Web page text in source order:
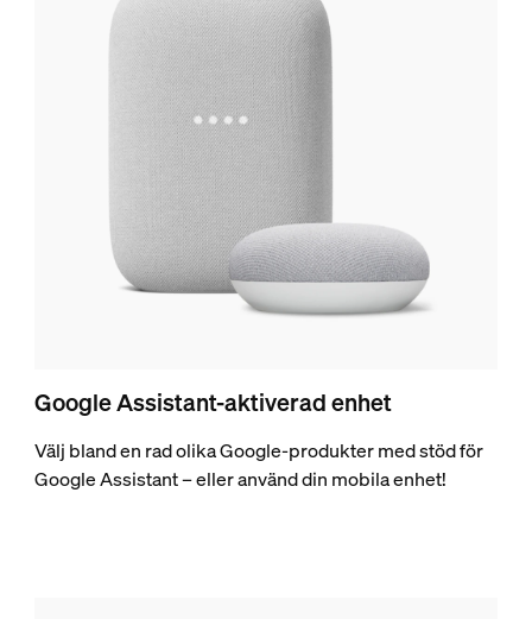
Google Assistant-aktiverad enhet
Välj bland en rad olika Google-produkter med stöd för
Google Assistant – eller använd din mobila enhet!